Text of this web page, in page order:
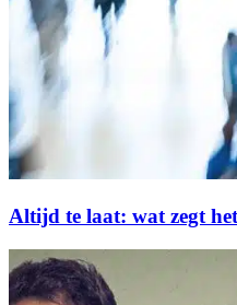
Altijd te laat: wat zegt